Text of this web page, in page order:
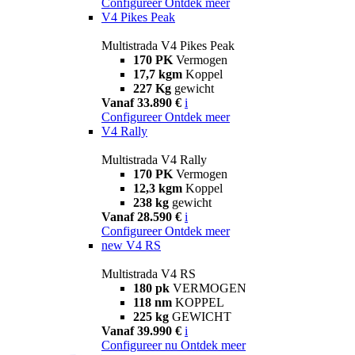
V4 Pikes Peak
Multistrada V4 Pikes Peak
170 PK Vermogen
17,7 kgm Koppel
227 Kg gewicht
Vanaf 33.890 € i
Configureer Ontdek meer
V4 Rally
Multistrada V4 Rally
170 PK Vermogen
12,3 kgm Koppel
238 kg gewicht
Vanaf 28.590 € i
Configureer Ontdek meer
new V4 RS
Multistrada V4 RS
180 pk VERMOGEN
118 nm KOPPEL
225 kg GEWICHT
Vanaf 39.990 € i
Configureer nu Ontdek meer